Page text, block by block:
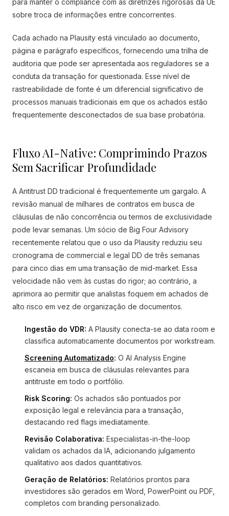
para manter o compliance com as diretrizes rigorosas da UE
sobre troca de informações entre concorrentes.
Cada achado na Plausity está vinculado ao documento,
página e parágrafo específicos, fornecendo uma trilha de
auditoria que pode ser apresentada aos reguladores se a
conduta da transação for questionada. Esse nível de
rastreabilidade de fonte é um diferencial significativo de
processos manuais tradicionais em que os achados estão
frequentemente desconectados de sua base probatória.
Fluxo AI-Native: Comprimindo Prazos
Sem Sacrificar Profundidade
A Antitrust DD tradicional é frequentemente um gargalo. A
revisão manual de milhares de contratos em busca de
cláusulas de não concorrência ou termos de exclusividade
pode levar semanas. Um sócio de Big Four Advisory
recentemente relatou que o uso da Plausity reduziu seu
cronograma de commercial e legal DD de três semanas
para cinco dias em uma transação de mid-market. Essa
velocidade não vem às custas do rigor; ao contrário, a
aprimora ao permitir que analistas foquem em achados de
alto risco em vez de organização de documentos.
Ingestão do VDR: A Plausity conecta-se ao data room e
classifica automaticamente documentos por workstream.
Screening Automatizado: O AI Analysis Engine
escaneia em busca de cláusulas relevantes para
antitruste em todo o portfólio.
Risk Scoring: Os achados são pontuados por
exposição legal e relevância para a transação,
destacando red flags imediatamente.
Revisão Colaborativa: Especialistas-in-the-loop
validam os achados da IA, adicionando julgamento
qualitativo aos dados quantitativos.
Geração de Relatórios: Relatórios prontos para
investidores são gerados em Word, PowerPoint ou PDF,
completos com branding personalizado.